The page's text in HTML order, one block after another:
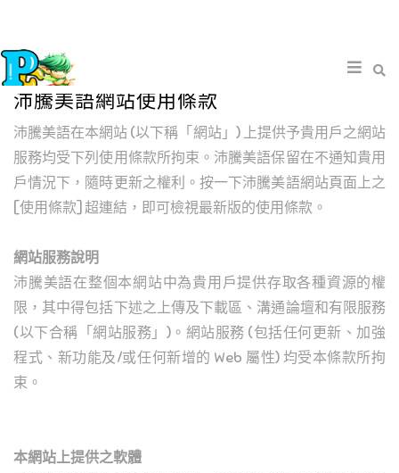
沛騰美語網站使用條款
沛騰美語在本網站 (以下稱「網站」) 上提供予貴用戶之網站
服務均受下列使用條款所拘束。沛騰美語保留在不通知貴用
戶情況下，隨時更新之權利。按一下沛騰美語網站頁面上之
[使用條款] 超連結，即可檢視最新版的使用條款。
網站服務說明
沛騰美語在整個本網站中為貴用戶提供存取各種資源的權
限，其中得包括下述之上傳及下載區、溝通論壇和有限服務
(以下合稱「網站服務」)。網站服務 (包括任何更新、加強
程式、新功能及/或任何新增的 Web 屬性) 均受本條款所拘
束。
本網站上提供之軟體